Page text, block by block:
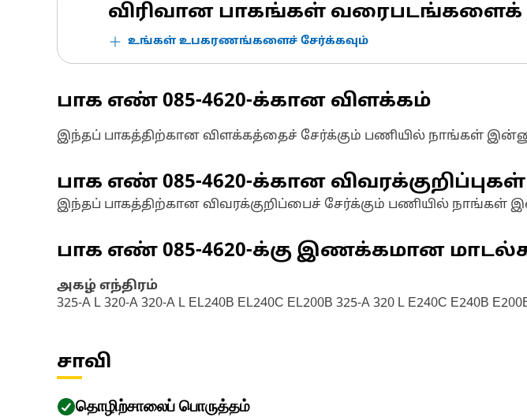
விரிவான பாகங்கள் வரைபடங்களைக்
உங்கள் உபகரணங்களைச் சேர்க்கவும்
பாக எண் 085-4620-க்கான விளக்கம்
இந்தப் பாகத்திற்கான விளக்கத்தைச் சேர்க்கும் பணியில் நாங்கள்
பாக எண் 085-4620-க்கான விவரக்குறிப்புகள்
இந்தப் பாகத்திற்கான விவரக்குறிப்பைச் சேர்க்கும் பணியில் நாங்கள்
பாக எண் 085-4620-க்கு இணக்கமான
அகழ் எந்திரம்
325-A L 320-A 320-A L EL240B EL240C EL200B 325-A 320 L E240C E240B
சாவி
தொழிற்சாலைப் பொருத்தம்